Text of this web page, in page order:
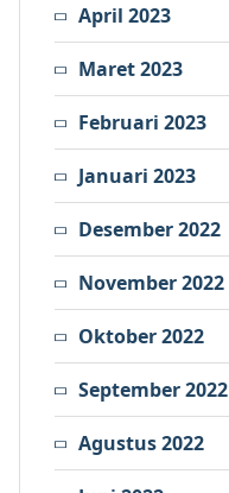
April 2023
Maret 2023
Februari 2023
Januari 2023
Desember 2022
November 2022
Oktober 2022
September 2022
Agustus 2022